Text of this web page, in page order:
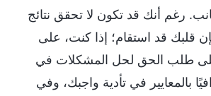
رغم أنك قد تكون لا تحقق نتائج
قلبك قد استقام؛ إذا كنت، على
طلب الحق لحل المشكلات في
بالمعايير في تأدية واجبك، وفي